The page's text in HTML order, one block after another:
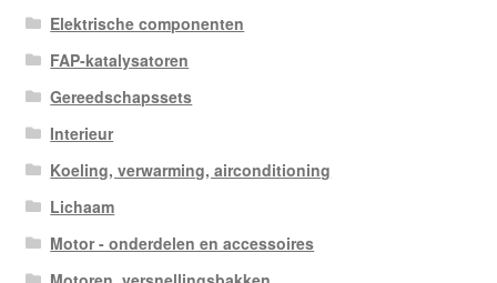
Elektrische componenten
FAP-katalysatoren
Gereedschapssets
Interieur
Koeling, verwarming, airconditioning
Lichaam
Motor - onderdelen en accessoires